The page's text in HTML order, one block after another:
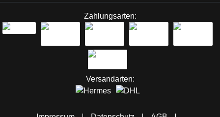
Zahlungsarten:
Versandarten: